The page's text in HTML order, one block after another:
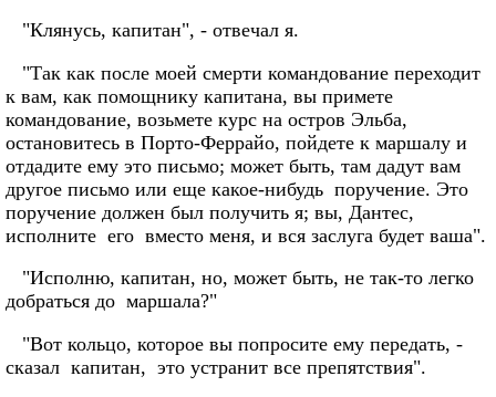
"Клянусь, капитан", - отвечал я.
"Так как после моей смерти командование переходит
к вам, как помощнику капитана, вы примете
командование, возьмете курс на остров Эльба,
остановитесь в Порто-Феррайо, пойдете к маршалу и
отдадите ему это письмо; может быть, там дадут вам
другое письмо или еще какое-нибудь поручение. Это
поручение должен был получить я; вы, Дантес,
исполните его вместо меня, и вся заслуга будет ваша".
"Исполню, капитан, но, может быть, не так-то легко
добраться до маршала?"
"Вот кольцо, которое вы попросите ему передать, -
сказал капитан, это устранит все препятствия".